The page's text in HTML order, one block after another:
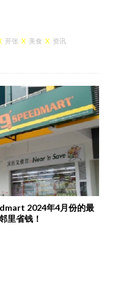
开张 X 美食 X 资讯
2024年4月份的最
里省钱！